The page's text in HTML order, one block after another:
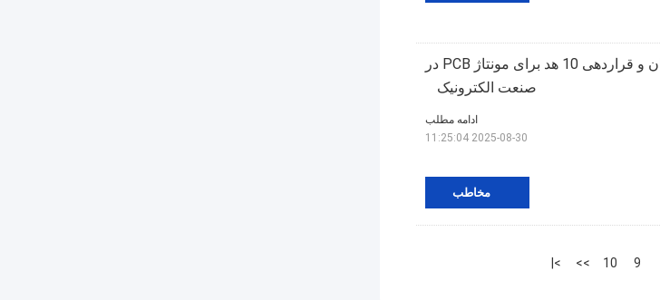
خط تولید SMT با مقیاس بزرگ، دستگاه چیدمان و قراردهی 10 هد برای مونتاژ PCB در
صنعت الکترونیک
مخاطب
ادامه مطلب
2025-08-30 11:25:04
9
10
>>
>|